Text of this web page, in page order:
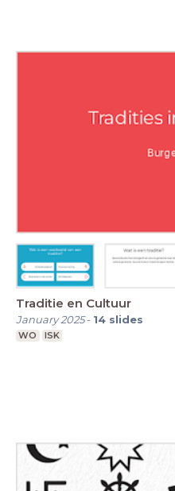
Traditie en Cultuur
January 2025- 14 slides
WO ISK